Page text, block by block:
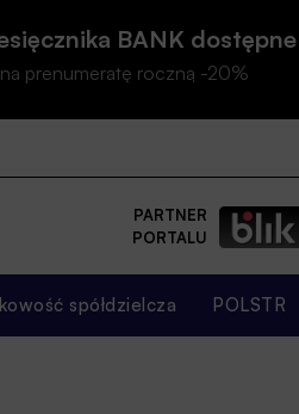
BANK
prenumeratę roczną -20%
PARTNER
PORTALU
spółdzielcza POLSTR